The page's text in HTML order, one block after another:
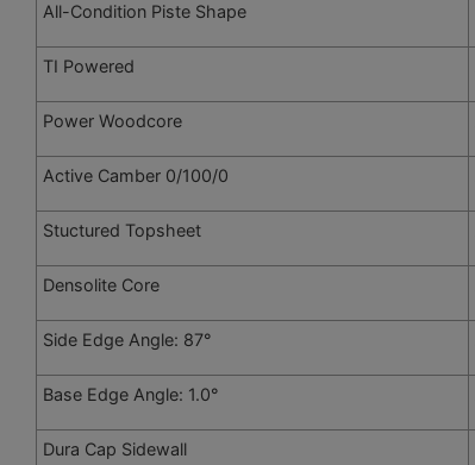
All-Condition Piste Shape
TI Powered
Power Woodcore
Active Camber 0/100/0
Stuctured Topsheet
Densolite Core
Side Edge Angle: 87°
Base Edge Angle: 1.0°
Dura Cap Sidewall